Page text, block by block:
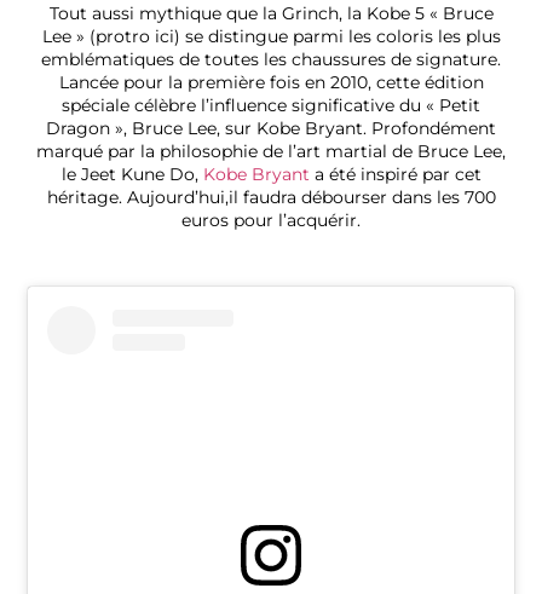
Tout aussi mythique que la Grinch, la Kobe 5 « Bruce
Lee » (protro ici) se distingue parmi les coloris les plus
emblématiques de toutes les chaussures de signature.
Lancée pour la première fois en 2010, cette édition
spéciale célèbre l’influence significative du « Petit
Dragon », Bruce Lee, sur Kobe Bryant. Profondément
marqué par la philosophie de l’art martial de Bruce Lee,
le Jeet Kune Do, Kobe Bryant a été inspiré par cet
héritage. Aujourd’hui,il faudra débourser dans les 700
euros pour l’acquérir.